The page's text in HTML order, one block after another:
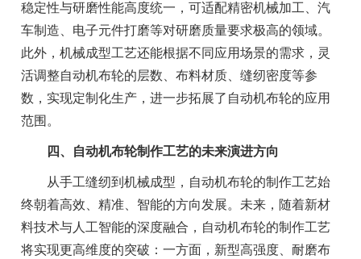
稳定性与研磨性能高度统一，可适配精密机械加工、汽
车制造、电子元件打磨等对研磨质量要求极高的领域。
此外，机械成型工艺还能根据不同应用场景的需求，灵
活调整自动机布轮的层数、布料材质、缝纫密度等参
数，实现定制化生产，进一步拓展了自动机布轮的应用
范围。
四、自动机布轮制作工艺的未来演进方向
从手工缝纫到机械成型，自动机布轮的制作工艺始
终朝着高效、精准、智能的方向发展。未来，随着新材
料技术与人工智能的深度融合，自动机布轮的制作工艺
将实现更高维度的突破：一方面，新型高强度、耐磨布